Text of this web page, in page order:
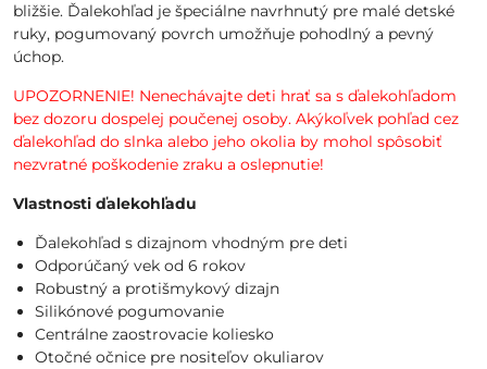
bližšie. Ďalekohľad je špeciálne navrhnutý pre malé detské
ruky, pogumovaný povrch umožňuje pohodlný a pevný
úchop.
UPOZORNENIE! Nenechávajte deti hrať sa s ďalekohľadom
bez dozoru dospelej poučenej osoby. Akýkoľvek pohľad cez
ďalekohľad do slnka alebo jeho okolia by mohol spôsobiť
nezvratné poškodenie zraku a oslepnutie!
Vlastnosti ďalekohľadu
Ďalekohľad s dizajnom vhodným pre deti
Odporúčaný vek od 6 rokov
Robustný a protišmykový dizajn
Silikónové pogumovanie
Centrálne zaostrovacie koliesko
Otočné očnice pre nositeľov okuliarov